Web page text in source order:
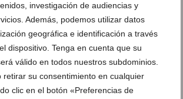
investigación de audiencias y
Además, podemos utilizar datos
geográfica e identificación a través
dispositivo. Tenga en cuenta que su
válido en todos nuestros subdominios.
retirar su consentimiento en cualquier
clic en el botón «Preferencias de
Envía tu noticia
Fogueres Xàbia